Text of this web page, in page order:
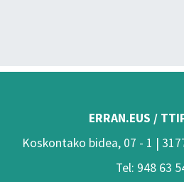
ERRAN.EUS /
Koskontako bidea, 07 - 1 |
Tel: 948 63